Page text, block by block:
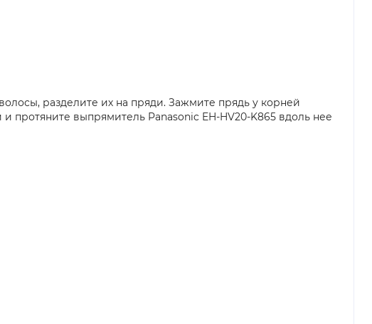
разделите их на пряди. Зажмите прядь у корней
протяните выпрямитель Panasonic EH-HV20-K865 вдоль нее